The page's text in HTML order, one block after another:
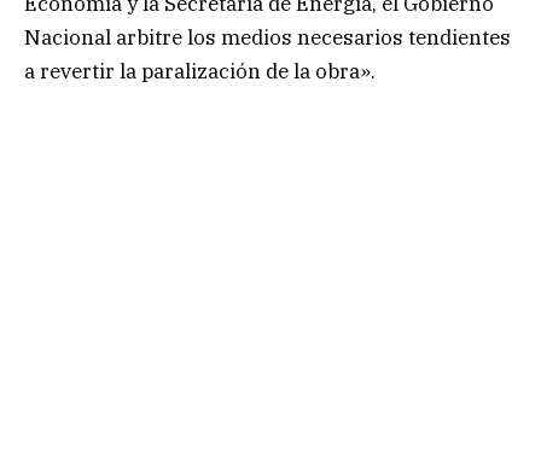
Nacional arbitre los medios necesarios tendientes
a revertir la paralización de la obra».